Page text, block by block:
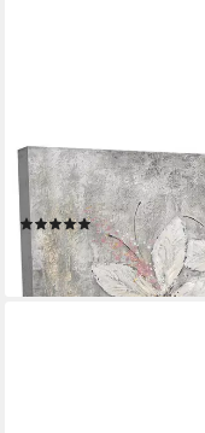
YS-ART
Gemälde
Handgemalt Grau
(1)
ab 99,90 €
lieferbar - in 2-3